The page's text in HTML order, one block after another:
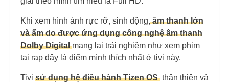
Khi xem hình ảnh rực rỡ, sinh động,âm thanh lớn
và ấm do được ứng dụng công nghệ âm thanh
Dolby Digital mang lại trải nghiệm như xem phim
tại rạp đây là điểm mình thích nhất ở tivi này.
Tivi sử dụng hệ điều hành Tizen OS thân thiện và